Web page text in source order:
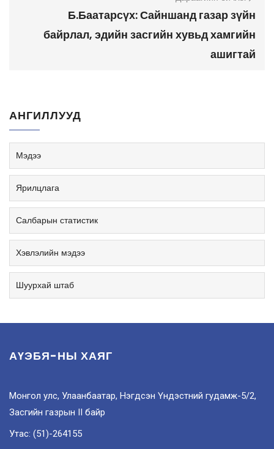
Б.Баатарсүх: Сайншанд газар зүйн
байрлал, эдийн засгийн хувьд хамгийн
ашигтай
АНГИЛЛУУД
Мэдээ
Ярилцлага
Салбарын статистик
Хэвлэлийн мэдээ
Шуурхай штаб
АҮЭБЯ-НЫ ХАЯГ
Монгол улс, Улаанбаатар, Нэгдсэн Үндэстний гудамж-5/2,
Засгийн газрын II байр
Утас: (51)-264155